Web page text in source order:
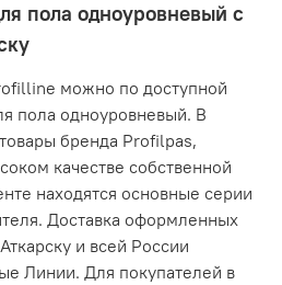
пола одноуровневый с
можно по доступной
пола одноуровневый. В
бренда Profilpas,
качестве собственной
находятся основные серии
Доставка оформленных
и всей России
Линии. Для покупателей в